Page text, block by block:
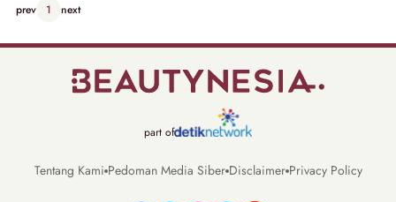
prev 1 next
part of
Tentang Kami Pedoman Media Siber Disclaimer Privacy Policy